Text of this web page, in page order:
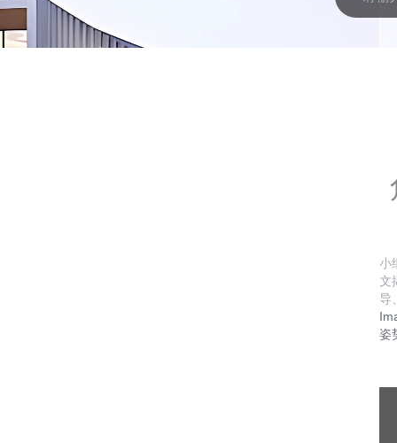
小
文
导
姿